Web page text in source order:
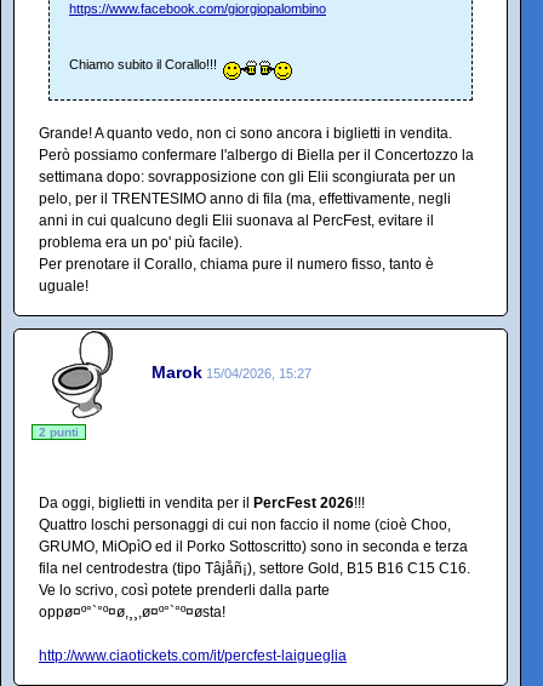
https://www.facebook.com/giorgiopalombino
Chiamo subito il Corallo!!!
Grande! A quanto vedo, non ci sono ancora i biglietti in vendita.
Però possiamo confermare l'albergo di Biella per il Concertozzo la
settimana dopo: sovrapposizione con gli Elii scongiurata per un
pelo, per il TRENTESIMO anno di fila (ma, effettivamente, negli
anni in cui qualcuno degli Elii suonava al PercFest, evitare il
problema era un po' più facile).
Per prenotare il Corallo, chiama pure il numero fisso, tanto è
uguale!
Marok 15/04/2026, 15:27
2 punti
Da oggi, biglietti in vendita per il PercFest 2026!!!
Quattro loschi personaggi di cui non faccio il nome (cioè Choo,
GRUMO, MiOpìO ed il Porko Sottoscritto) sono in seconda e terza
fila nel centrodestra (tipo Tâjåñ¡), settore Gold, B15 B16 C15 C16.
Ve lo scrivo, così potete prenderli dalla parte
oppø¤º°`°º¤ø,¸¸,ø¤º°`°º¤østa!
http://www.ciaotickets.com/it/percfest-laigueglia